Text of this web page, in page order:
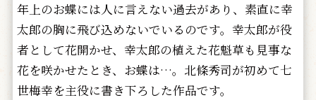
年上のお蝶には人に言えない過去があり、素直に幸
太郎の胸に飛び込めないでいるのです。幸太郎が役
者として花開かせ、幸太郎の植えた花魁草も見事な
花を咲かせたとき、お蝶は…。北條秀司が初めて七
世梅幸を主役に書き下ろした作品です。